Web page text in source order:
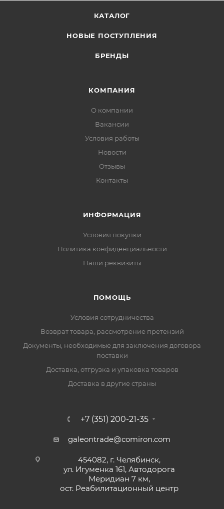
КАТАЛОГ
НОВЫЕ ПОСТУПЛЕНИЯ
БРЕНДЫ
КОМПАНИЯ
О компании
Вакансии
Условия работы
Новости
Отзывы
Контакты
ИНФОРМАЦИЯ
Условия покупки
Политика конфиденциальности
Наши реквизиты
ПОМОЩЬ
Условия сотрудничества
Возврат товара, рассмотрение претензий
Документы, необходимые для заключения договора
поставки
Доставка, отгрузка и упаковка товаров
Доставка в другие страны
+7 (351) 200-21-35
galeontrade@comiron.com
454082, г. Челябинск,
ул. Игуменка 161, Автодорога
Меридиан 7 км,
ост. Реабилитационный центр